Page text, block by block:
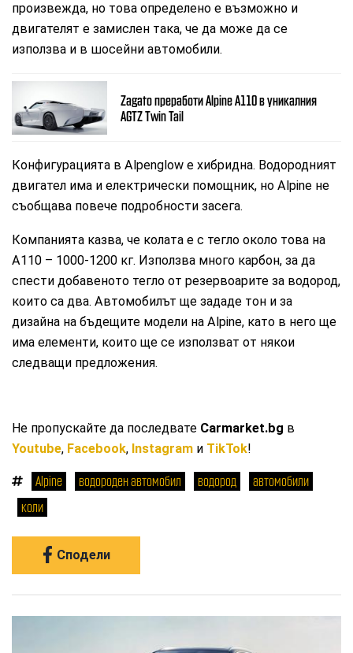
произвежда, но това определено е възможно и
двигателят е замислен така, че да може да се
използва и в шосейни автомобили.
Zagato преработи Alpine А110 в уникалния
AGTZ Twin Tail
Конфигурацията в Alpenglow е хибридна. Водородният
двигател има и електрически помощник, но Alpine не
съобщава повече подробности засега.
Компанията казва, че колата е с тегло около това на
A110 – 1000-1200 кг. Използва много карбон, за да
спести добавеното тегло от резервоарите за водород,
които са два. Автомобилът ще зададе тон и за
дизайна на бъдещите модели на Alpine, като в него ще
има елементи, които ще се използват от някои
следващи предложения.
Не пропускайте да последвате Carmarket.bg в
Youtube, Facebook, Instagram и TikTok!
Alpine водороден автомобил водород
автомобили
коли
Сподели